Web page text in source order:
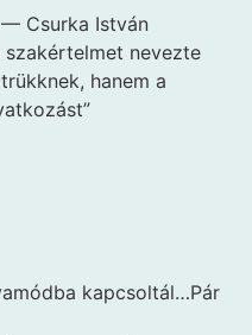
— Csurka István
nevezte
hanem a
kapcsoltál…Pár